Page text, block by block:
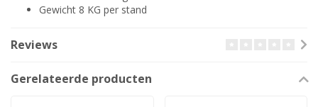
Gewicht 8 KG per stand
Reviews
Gerelateerde producten